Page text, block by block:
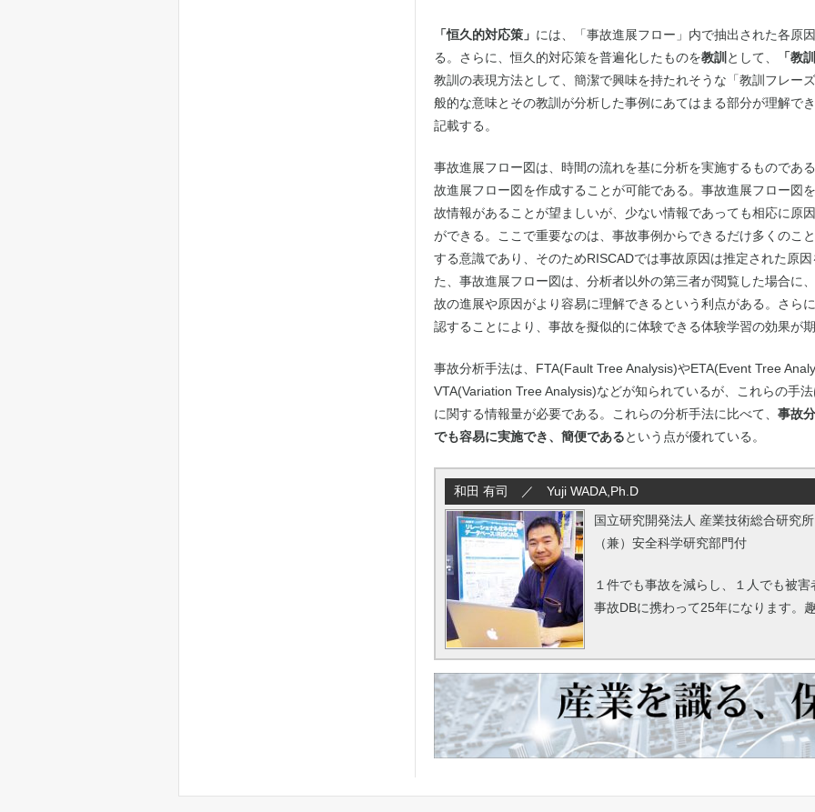
「恒久的対応策」 には、「事故進展フロー」内で抽出された各原
る。さらに、恒久的対応策を普遍化したものを教訓 として、
「教
教訓の表現方法として、簡潔で興味を持たれそうな「教訓フレー
般的な意味とその教訓が分析した事例にあてはまる部分が理解で
記載する。
事故進展フロー図は、時間の流れを基に分析を実施するものであ
故進展フロー図を作成することが可能である。事故進展フロー図
故情報があることが望ましいが、少ない情報であっても相応に原
ができる。ここで重要なのは、事故事例からできるだけ多くのこ
する意識であり、そのためRISCADでは事故原因は推定された原
た、事故進展フロー図は、分析者以外の第三者が閲覧した場合に
故の進展や原因がより容易に理解できるという利点がある。さら
認することにより、事故を擬似的に体験できる体験学習の効果が
事故分析手法は、FTA(Fault Tree Analysis)やETA(Event Tree
VTA(Variation Tree Analysis)などが知られているが、これらの手
に関する情報量が必要である。これらの分析手法に比べて、 事故
でも容易に実施でき、簡便であるという点が優れている。
和田 有司 ／ Yuji WADA,Ph.D
国立研究開発法人 産業技術総合研究
（兼）安全科学研究部門付
１件でも事故を減らし、１人でも被
事故DBに携わって25年になります。